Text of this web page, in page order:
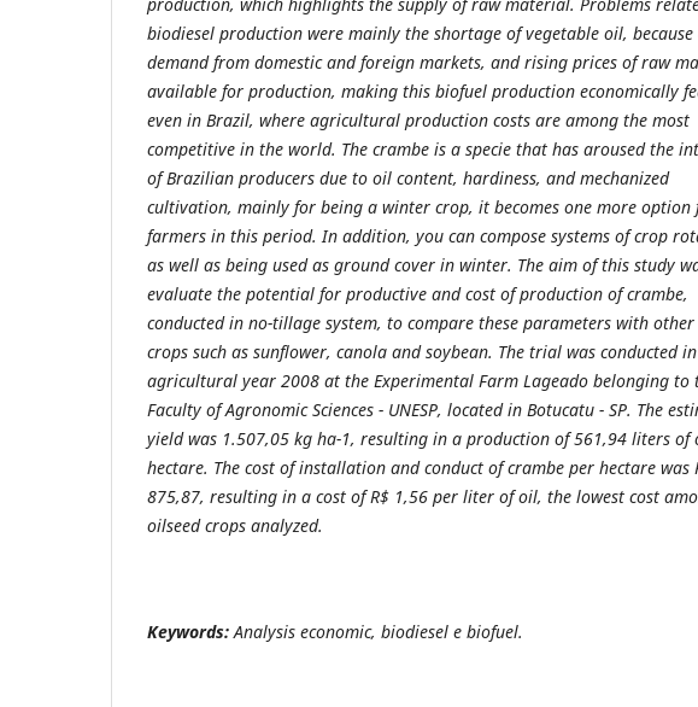
biodiesel production were mainly the shortage of vegetable oil, because
demand from domestic and foreign markets, and rising prices of raw
available for production, making this biofuel production economically
even in Brazil, where agricultural production costs are among the most
competitive in the world. The crambe is a specie that has aroused the
of Brazilian producers due to oil content, hardiness, and mechanized
cultivation, mainly for being a winter crop, it becomes one more option
farmers in this period. In addition, you can compose systems of crop
as well as being used as ground cover in winter. The aim of this study
evaluate the potential for productive and cost of production of crambe,
conducted in no-tillage system, to compare these parameters with
crops such as sunflower, canola and soybean. The trial was conducted
agricultural year 2008 at the Experimental Farm Lageado belonging to
Faculty of Agronomic Sciences - UNESP, located in Botucatu - SP. The
yield was 1.507,05 kg ha-1, resulting in a production of 561,94 liters of
hectare. The cost of installation and conduct of crambe per hectare was
875,87, resulting in a cost of R$ 1,56 per liter of oil, the lowest cost
oilseed crops analyzed.
Keywords:Analysis economic, biodiesel e biofuel.